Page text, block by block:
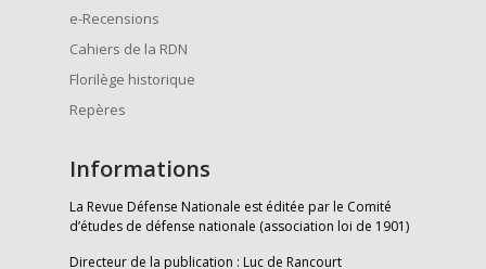
e-Recensions
Cahiers de la RDN
Florilège historique
Repères
Informations
La Revue Défense Nationale est éditée par le Comité
d’études de défense nationale (association loi de 1901)
Directeur de la publication : Luc de Rancourt